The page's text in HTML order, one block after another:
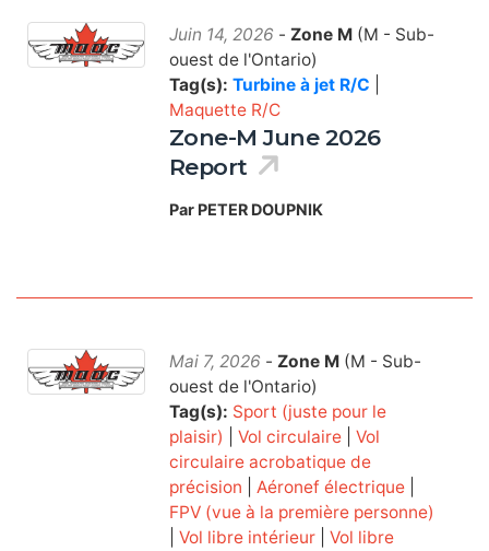
Juin 14, 2026 - Zone M(M - Sub-
ouest de l'Ontario)
Tag(s): Turbine à jet R/C
Maquette R/C
Zone-M June 2026
Report
Par PETER DOUPNIK
Mai 7, 2026 - Zone M(M - Sub-
ouest de l'Ontario)
Tag(s): Sport (juste pour le
plaisir)
Vol circulaire| Vol
circulaire acrobatique de
précision
Aéronef électrique|
FPV (vue à la première personne)
Vol libre intérieur| Vol libre